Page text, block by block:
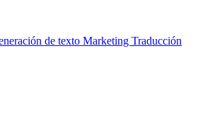
de texto Marketing Traducción